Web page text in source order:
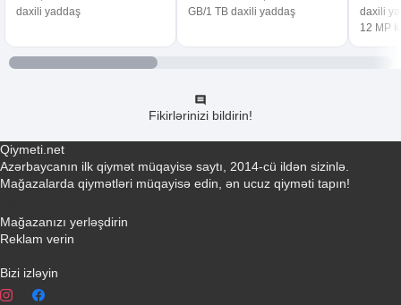
daxili yaddaş
GB/1 TB daxili yaddaş
daxili
12 MP
Fikirlərinizi bildirin!
Qiymeti.net
Azərbaycanın ilk qiymət müqayisə saytı, 2014-cü ildən sizinlə.
Mağazalarda qiymətləri müqayisə edin, ən ucuz qiyməti tapın!
Mağazanızı yerləşdirin
Reklam verin
Bizi izləyin